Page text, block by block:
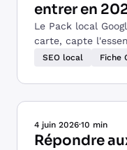
entrer en
Le Pack local
carte, capte
l'algorithme le
SEO local Fiche
4 juin 2026·10 min
Répondre